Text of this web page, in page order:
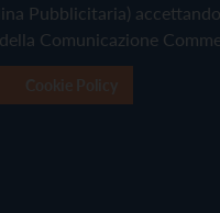
Pubblicitaria)
Comunicazione